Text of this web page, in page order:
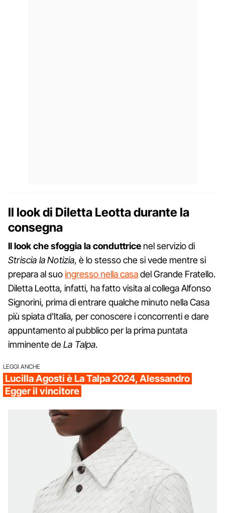
Il look di Diletta Leotta durante la
consegna
Il look che sfoggia la conduttrice nel servizio di
Striscia la Notizia, è lo stesso che si vede mentre si
prepara al suoingresso nella casadel Grande Fratello.
Diletta Leotta, infatti, ha fatto visita al collega Alfonso
Signorini, prima di entrare qualche minuto nella Casa
più spiata d'Italia, per conoscere i concorrenti e dare
appuntamento al pubblico per la prima puntata
imminente deLa Talpa.
LEGGI ANCHE
Lucilla Agosti è La Talpa 2024, Alessandro
Egger il vincitore